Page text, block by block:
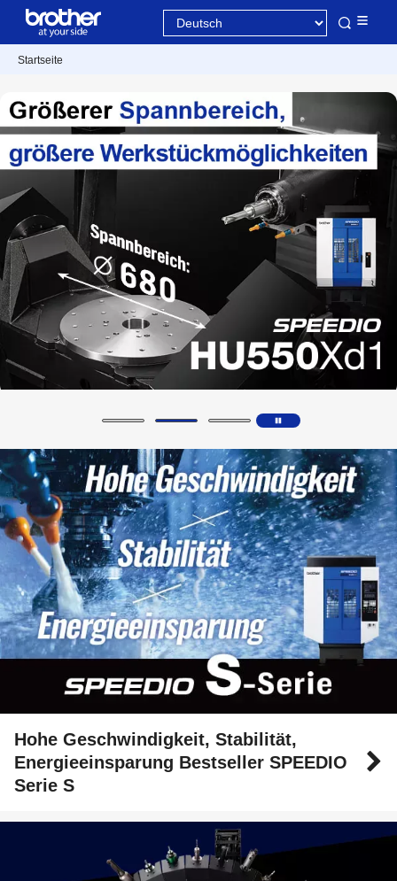
Startseite
Hohe Geschwindigkeit, Stabilität,
Energieeinsparung Bestseller SPEEDIO
Serie S